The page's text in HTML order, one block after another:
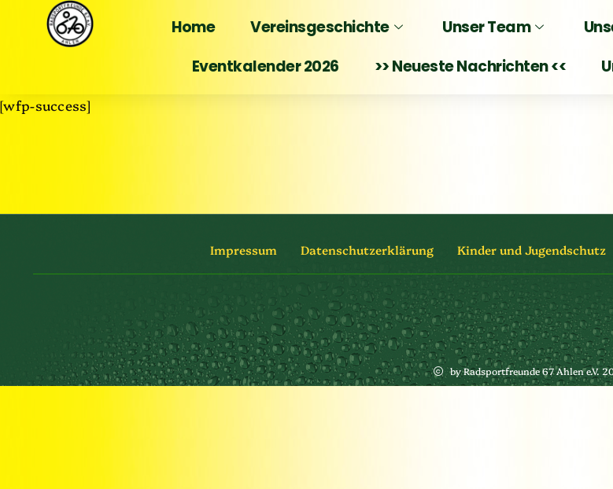
Home Vereinsgeschichte Unser Team
Eventkalender 2026
>> Neueste Nachrichten <<
[wfp-success]
Impressum Datenschutzerklärung Kinder und Jugendschutz
by Radsportfreunde 67 Ahlen e.V.